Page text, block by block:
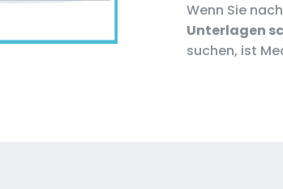
Wenn Sie nach
Unterlagen
suchen, ist